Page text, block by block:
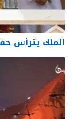
الملك يترأس